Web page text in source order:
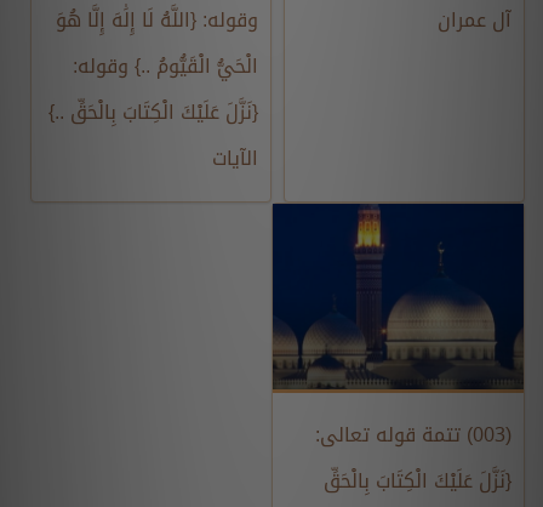
آل عمران
وقوله: {اللَّهُ لَا إِلَٰهَ إِلَّا هُوَ
الْحَيُّ الْقَيُّومُ ..} وقوله:
{نَزَّلَ عَلَيْكَ الْكِتَابَ بِالْحَقِّ ..}
الآيات
(003) تتمة قوله تعالى:
{نَزَّلَ عَلَيْكَ الْكِتَابَ بِالْحَقِّ